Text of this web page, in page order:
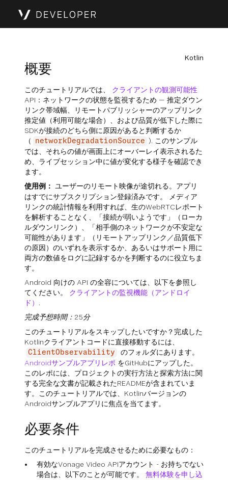
Kotlin
概要
このチュートリアルでは、 クライアントの観測可能性
API：ネットワークの状態を監視するため — 推定ダウン
リンク帯域幅、リモートパブリッシャーのアップリンク
推定値（利用可能な場合）、および品質が低下した際に
SDKが接続のどちら側に原因があると判断するか
（
networkDegradationSource ). このサンプル
では、それらの値が画面上にオーバーレイ表示されるた
め、ライブセッション中に値が変化する様子を確認でき
ます。
使用例：
ユーザーのリモート映像が途切れる。アプリ
はすでにサブスクリプション登録済みです。 メディア
リンクの統計情報を利用すれば、生のWebRTCレポート
を解析することなく、「接続が弱いようです」（ローカ
ルダウンリンク）、「相手側のネットワークが不安定な
可能性があります」（リモートアップリンク／品質低下
の原因）のいずれを表示するか、あるいはサポート用に
両方の数値をログに記録するかを判断するのに役立ちま
す。
Android 向けの API の全容については、以下を参照し
てください。 クライアントの監視機能（アンドロイ
ド） .
完成予想時間：25分
このチュートリアルをスキップしたいですか？完成した
Kotlinクライアントコードに直接移動するには、
ClientObservability
のフォルダにあります。
Androidサンプルアプリレポ をGitHubにアップした。
このレポには、プロジェクトの実行方法と探索方法に関
する完全な文書が記載されたREADMEが含まれていま
す。このチュートリアルでは、Kotlinバージョンの
Androidサンプルアプリに焦点を当てます。
必要条件
このチュートリアルを完成させるために必要なもの：
有効なVonage Video APIアカウント - お持ちでない
場合は、以下のことが可能です。 無料体験を申し込